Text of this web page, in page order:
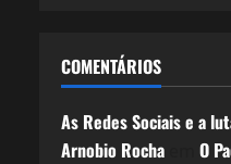
COMENTÁRIOS
As Redes Sociais e a
Arnobio Rochaem O